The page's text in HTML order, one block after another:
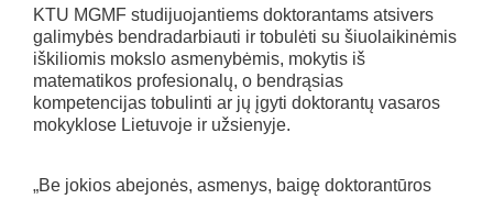
KTU MGMF studijuojantiems doktorantams atsivers
galimybės bendradarbiauti ir tobulėti su šiuolaikinėmis
iškiliomis mokslo asmenybėmis, mokytis iš
matematikos profesionalų, o bendrąsias
kompetencijas tobulinti ar jų įgyti doktorantų vasaros
mokyklose Lietuvoje ir užsienyje.
„Be jokios abejonės, asmenys, baigę doktorantūros